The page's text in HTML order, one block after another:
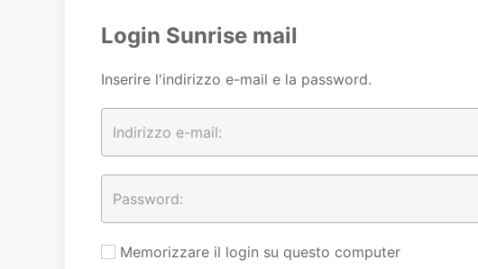
Login Sunrise mail
Inserire l'indirizzo e-mail e la password.
Memorizzare il login su questo computer